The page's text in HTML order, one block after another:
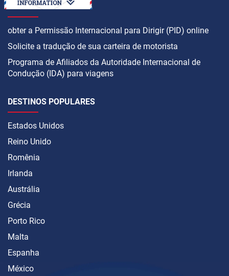
COMO
obter a Permissão Internacional para Dirigir (PID) online
Solicite a tradução de sua carteira de motorista
Programa de Afiliados da Autoridade Internacional de
Condução (IDA) para viagens
DESTINOS POPULARES
Estados Unidos
Reino Unido
Romênia
Irlanda
Austrália
Grécia
Porto Rico
Malta
Espanha
México